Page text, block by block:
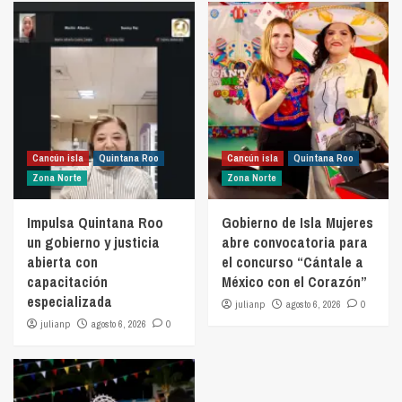
Cancún isla
Quintana Roo
Zona Norte
Impulsa Quintana Roo
un gobierno y justicia
abierta con
capacitación
especializada
julianp agosto 6, 2026 0
Cancún isla
Quintana Roo
Zona Norte
Gobierno de Isla Mujeres
abre convocatoria para
el concurso “Cántale a
México con el Corazón”
julianp agosto 6, 2026 0